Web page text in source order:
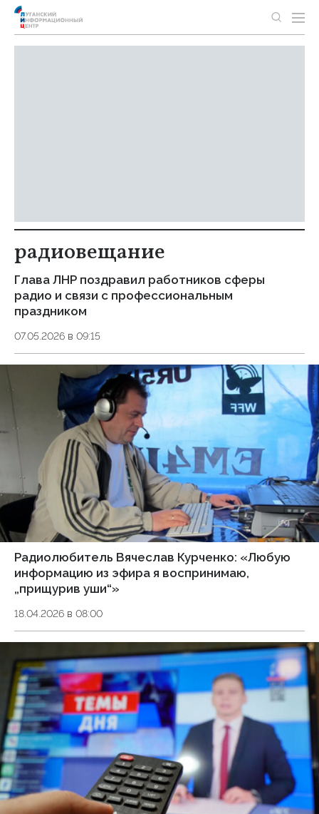
радиовещание
Глава ЛНР поздравил работников сферы
радио и связи с профессиональным
праздником
07.05.2026 в 09:15
Радиолюбитель Вячеслав Курченко: «Любую
информацию из эфира я воспринимаю,
„прищурив уши“»
18.04.2026 в 08:00